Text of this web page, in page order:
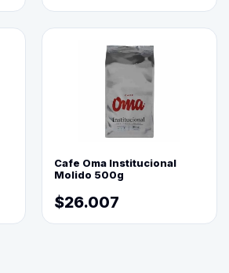
Cafe Oma Institucional
Molido 500g
$26.007